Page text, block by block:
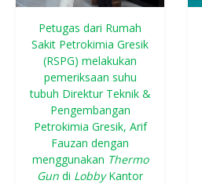
Petugas dari Rumah
Sakit Petrokimia Gresik
(RSPG) melakukan
pemeriksaan suhu
tubuh Direktur Teknik &
Pengembangan
Petrokimia Gresik, Arif
Fauzan dengan
menggunakan Thermo
Gun di LobbyKantor